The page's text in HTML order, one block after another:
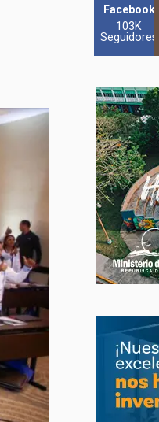
Facebook
103K
Seguidores